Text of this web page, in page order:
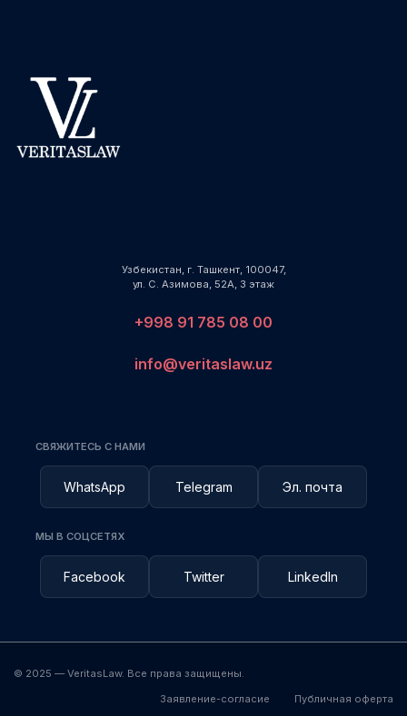
Узбекистан, г. Ташкент, 100047,
ул. С. Азимова, 52А, 3 этаж
+998 91 785 08 00
info@veritaslaw.uz
СВЯЖИТЕСЬ С НАМИ
WhatsApp Telegram Эл. почта
МЫ В СОЦСЕТЯХ
Facebook Twitter LinkedIn
© 2025 — VeritasLaw. Все права защищены.
Заявление-согласие
Публичная оферта